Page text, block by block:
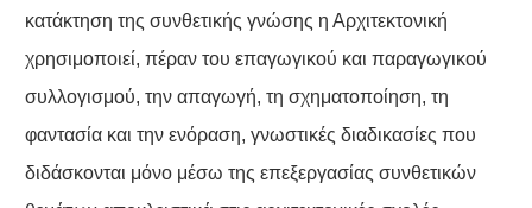
κατάκτηση της συνθετικής γνώσης η Αρχιτεκτονική
χρησιμοποιεί, πέραν του επαγωγικού και παραγωγικού
συλλογισμού, την απαγωγή, τη σχηματοποίηση, τη
φαντασία και την ενόραση, γνωστικές διαδικασίες που
διδάσκονται μόνο μέσω της επεξεργασίας συνθετικών